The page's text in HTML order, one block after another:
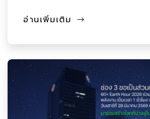
อ่านเพิ่มเติม